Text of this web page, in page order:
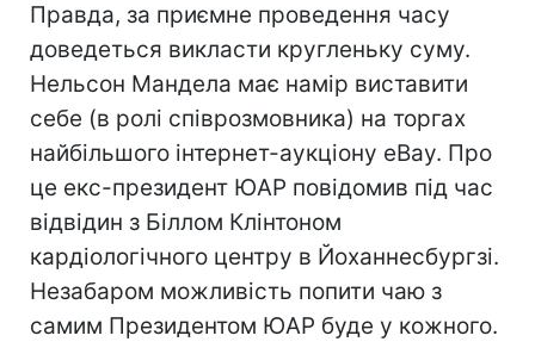
Правда, за приємне проведення часу
доведеться викласти кругленьку суму.
Нельсон Мандела має намір виставити
себе (в ролі співрозмовника) на торгах
найбільшого інтернет-аукціону eBay. Про
це екс-президент ЮАР повідомив під час
відвідин з Біллом Клінтоном
кардіологічного центру в Йоханнесбургзі.
Незабаром можливість попити чаю з
самим Президентом ЮАР буде у кожного.